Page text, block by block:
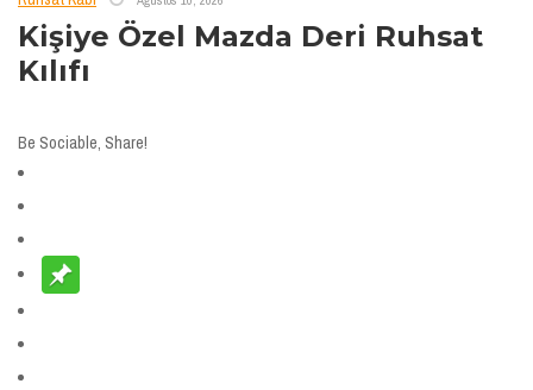
Kişiye Özel Mazda Deri Ruhsat
Kılıfı
Be Sociable, Share!